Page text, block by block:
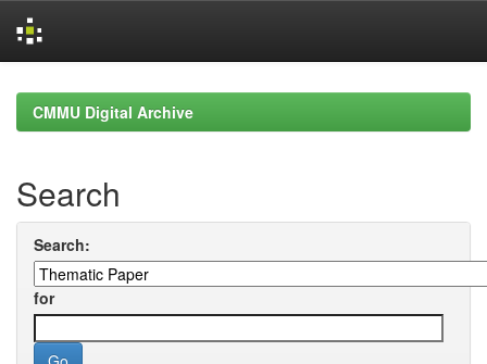
navigationCMMU Digital Archive
Search
Search:
for